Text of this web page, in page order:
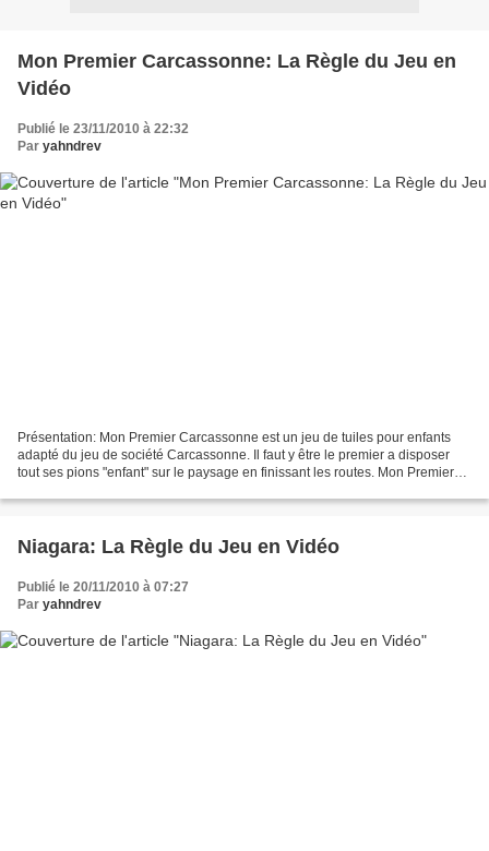
Mon Premier Carcassonne: La Règle du Jeu en
Vidéo
Publié le 23/11/2010 à 22:32
Par yahndrev
Présentation: Mon Premier Carcassonne est un jeu de tuiles pour enfants
adapté du jeu de société Carcassonne. Il faut y être le premier a disposer
tout ses pions "enfant" sur le paysage en finissant les routes. Mon Premier
Niagara: La Règle du Jeu en Vidéo
Publié le 20/11/2010 à 07:27
Par yahndrev